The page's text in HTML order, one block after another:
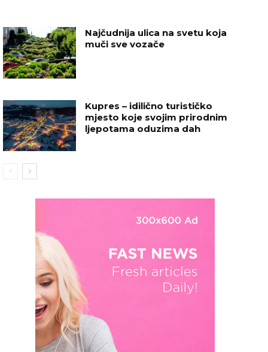
Najčudnija ulica na svetu koja
muči sve vozače
Kupres – idilično turističko
mjesto koje svojim prirodnim
ljepotama oduzima dah